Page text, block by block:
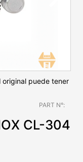
original puede tener
PART N°:
CL-304